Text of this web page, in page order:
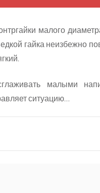
малого
гайка неизбежно
малыми
ситуацию…